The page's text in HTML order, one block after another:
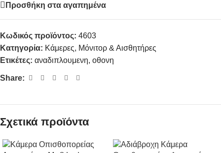
Προσθήκη στα αγαπημένα
Κωδικός προϊόντος: 4603
Κατηγορία: Κάμερες, Μόνιτορ & Αισθητήρες
Ετικέτες: αναδιπλουμενη, οθονη
Share:
Σχετικά προϊόντα